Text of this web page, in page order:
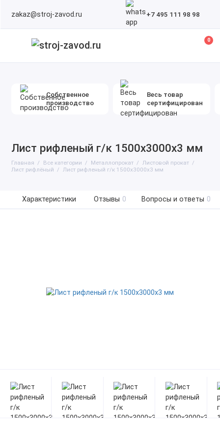
zakaz@stroj-zavod.ru +7 495 111 98 98
0
Собственное
производство
Весь товар
сертифицирован
Лист рифленый г/к 1500х3000х3 мм
Главная Все категории Металлопрокат
Листовой прокат
Лист рифлёный
Лист рифленый г/к 1500х3000х3 мм
Характеристики Отзывы 0 Вопросы и ответы 0